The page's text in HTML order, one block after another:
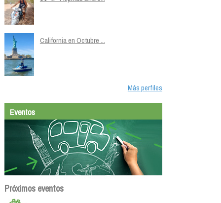
California en Octubre ...
Más perfiles
Eventos
Próximos eventos